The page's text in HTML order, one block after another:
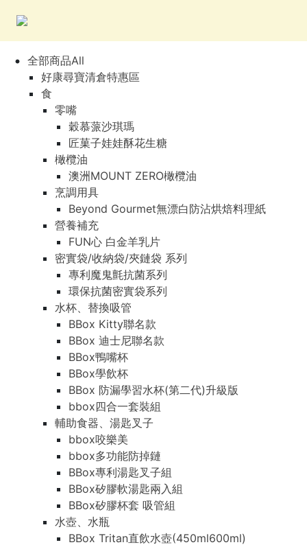
全部商品All
好康尋寶清倉特惠區
食
零嘴
穀慕蒎沙琪瑪
匠菓子娃娃酥花生糖
橄欖油
澳洲MOUNT ZERO橄欖油
烹調用具
Beyond Gourmet無漂白防沾烘焙料理紙
營養補充
FUN心 白金羊乳片
密實袋/收納袋/夾鏈袋 系列
專利魔鬼氈抗菌系列
環保抗菌密實袋系列
水杯、替換吸管
BBox Kitty聯名款
BBox 迪士尼聯名款
BBox鴨嘴杯
BBox學飲杯
BBox 防漏學習水杯(第二代)升級版
bbox四合一套裝組
輔助食器、湯匙叉子
bbox咬樂美
bbox多功能防掉鏈
BBox專利湯匙叉子組
BBox矽膠軟湯匙兩入組
BBox矽膠杯套 吸管組
水壺、水瓶
BBox Tritan直飲水壺(450ml600ml)